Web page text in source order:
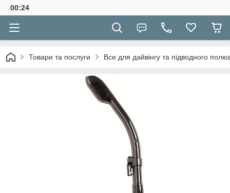
00:24
Товари та послуги Все для дайвінгу та підводного